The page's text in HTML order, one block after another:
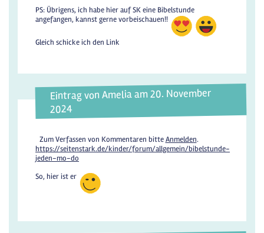
PS: Übrigens, ich habe hier auf SK eine Bibelstunde
angefangen, kannst gerne vorbeischauen!!
Gleich schicke ich den Link
Eintrag von Amelia am 20. November
2024
Zum Verfassen von Kommentaren bitteAnmelden.
https://seitenstark.de/kinder/forum/allgemein/bibelstunde-
jeden-mo-do
So, hier ist er